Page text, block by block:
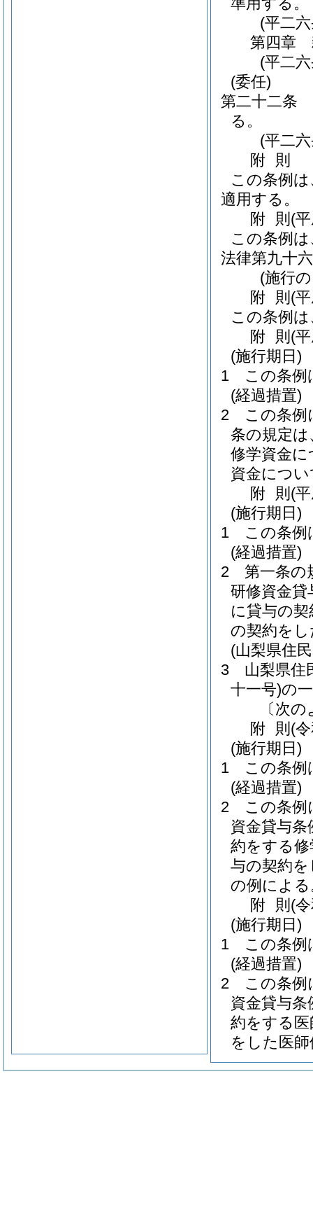
(平二
第四章
(平二
(委任)
第二十二条
る。
(平二
附 則
この条例
適用する。
附 則 (
この条例
法律第九十
(施行
附 則 (
この条例
附 則 (
(施行期日)
1
この条例
(経過措置)
2
この条例
条の規定
修学資金
資金につ
附 則 (
(施行期日)
1
この条例
(経過措置)
2
第一条の
研修資金貸
に貸与の
の契約を
(山梨県住
3
山梨県住
十一号)の
〔次
附 則 (
(施行期日)
1
この条例
(経過措置)
2
この条例
資金貸与
約をする
与の契約
の例による
附 則 (
(施行期日)
1
この条例
(経過措置)
2
この条例
資金貸与
約をする
をした医